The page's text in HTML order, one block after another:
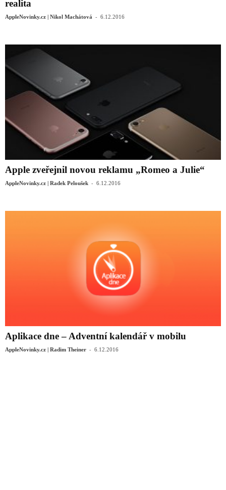
realita
AppleNovinky.cz | Nikol Machátová - 6.12.2016
Apple zveřejnil novou reklamu „Romeo a Julie“
AppleNovinky.cz | Radek Peloušek - 6.12.2016
Aplikace dne – Adventní kalendář v mobilu
AppleNovinky.cz | Radim Theiner - 6.12.2016